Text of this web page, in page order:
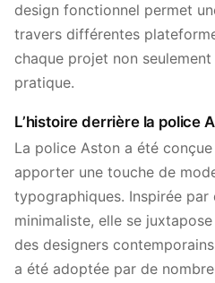
design fonctionnel permet
travers différentes
chaque projet non
pratique.
L’histoire derrière la police
La police Aston a été
apporter une touche de
typographiques. Inspirée par
minimaliste, elle se
des designers
a été adoptée par de